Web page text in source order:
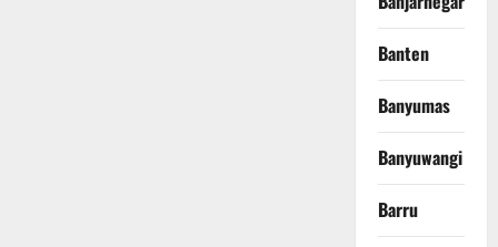
Banten
Banyumas
Banyuwangi
Barru